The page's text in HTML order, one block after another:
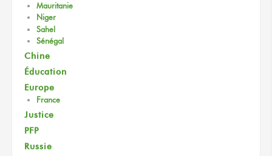
Mauritanie
Niger
Sahel
Sénégal
Chine
Éducation
Europe
France
Justice
PFP
Russie